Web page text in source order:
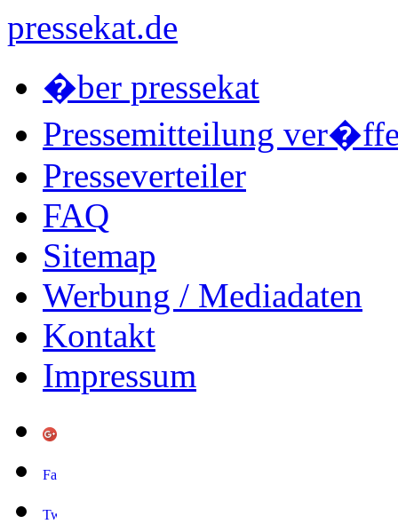
pressekat.de
�ber pressekat
Pressemitteilung
Presseverteiler
FAQ
Sitemap
Werbung / Mediadaten
Kontakt
Impressum